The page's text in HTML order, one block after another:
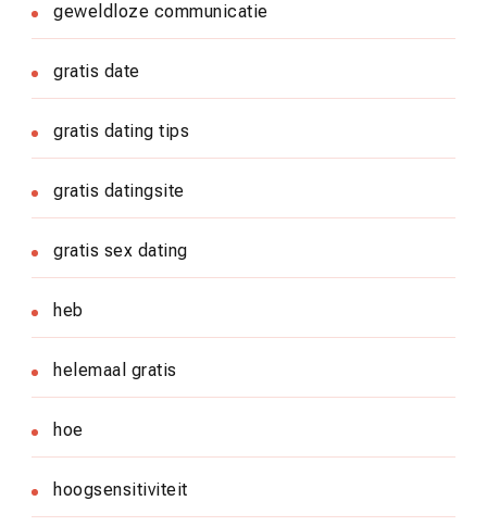
geweldloze communicatie
gratis date
gratis dating tips
gratis datingsite
gratis sex dating
heb
helemaal gratis
hoe
hoogsensitiviteit